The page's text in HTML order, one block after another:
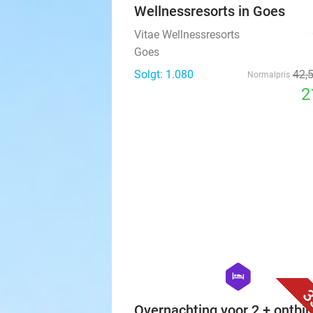
Wellnessresorts in Goes
Vitae Wellnessresorts
Goes
Solgt: 1.080
Normalpris 42
hexagon
hotel